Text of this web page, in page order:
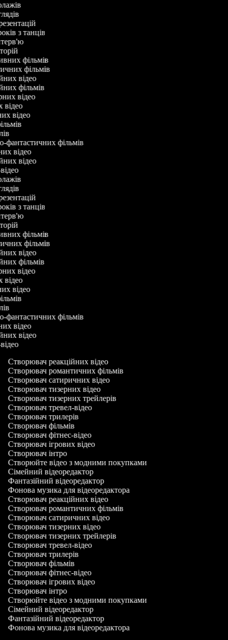
з танців
фільмів
фільмів
відео
фільмів
відео
відео
відео
фантастичних фільмів
відео
відео
з танців
фільмів
фільмів
відео
фільмів
відео
відео
відео
фантастичних фільмів
відео
відео
Створювач реакційних відео
Створювач романтичних фільмів
Створювач сатиричних відео
Створювач тизерних відео
Створювач тизерних трейлерів
Створювач тревел-відео
Створювач трилерів
Створювач фільмів
Створювач фітнес-відео
Створювач ігрових відео
Створювач інтро
Створюйте відео з модними покупками
Сімейний відеоредактор
Фантазійний відеоредактор
Фонова музика для відеоредактора
Створювач реакційних відео
Створювач романтичних фільмів
Створювач сатиричних відео
Створювач тизерних відео
Створювач тизерних трейлерів
Створювач тревел-відео
Створювач трилерів
Створювач фільмів
Створювач фітнес-відео
Створювач ігрових відео
Створювач інтро
Створюйте відео з модними покупками
Сімейний відеоредактор
Фантазійний відеоредактор
Фонова музика для відеоредактора